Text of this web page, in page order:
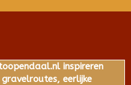
inspireren
eerlijke